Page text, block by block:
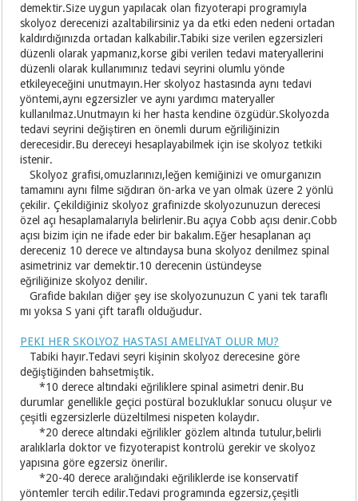
demektir.Size uygun yapılacak olan fizyoterapi programıyla
skolyoz derecenizi azaltabilirsiniz ya da etki eden nedeni ortadan
kaldırdığınızda ortadan kalkabilir.Tabiki size verilen egzersizleri
düzenli olarak yapmanız,korse gibi verilen tedavi materyallerini
düzenli olarak kullanımınız tedavi seyrini olumlu yönde
etkileyeceğini unutmayın.Her skolyoz hastasında aynı tedavi
yöntemi,aynı egzersizler ve aynı yardımcı materyaller
kullanılmaz.Unutmayın ki her hasta kendine özgüdür.Skolyozda
tedavi seyrini değiştiren en önemli durum eğriliğinizin
derecesidir.Bu dereceyi hesaplayabilmek için ise skolyoz tetkiki
istenir.
Skolyoz grafisi,omuzlarınızı,leğen kemiğinizi ve omurganızın
tamamını aynı filme sığdıran ön-arka ve yan olmak üzere 2 yönlü
çekilir. Çekildiğiniz skolyoz grafinizde skolyozunuzun derecesi
özel açı hesaplamalarıyla belirlenir.Bu açıya Cobb açısı denir.Cobb
açısı bizim için ne ifade eder bir bakalım.Eğer hesaplanan açı
dereceniz 10 derece ve altındaysa buna skolyoz denilmez spinal
asimetriniz var demektir.10 derecenin üstündeyse
eğriliğinize skolyoz denilir.
Grafide bakılan diğer şey ise skolyozunuzun C yani tek taraflı
mı yoksa S yani çift taraflı olduğudur.
PEKI HER SKOLYOZ HASTASI AMELIYAT OLUR MU?
Tabiki hayır.Tedavi seyri kişinin skolyoz derecesine göre
değiştiğinden bahsetmiştik.
*10 derece altındaki eğriliklere spinal asimetri denir.Bu
durumlar genellikle geçici postüral bozukluklar sonucu oluşur ve
çeşitli egzersizlerle düzeltilmesi nispeten kolaydır.
*20 derece altındaki eğrilikler gözlem altında tutulur,belirli
aralıklarla doktor ve fizyoterapist kontrolü gerekir ve skolyoz
yapısına göre egzersiz önerilir.
*20-40 derece aralığındaki eğriliklerde ise konservatif
yöntemler tercih edilir.Tedavi programında egzersiz,çeşitli